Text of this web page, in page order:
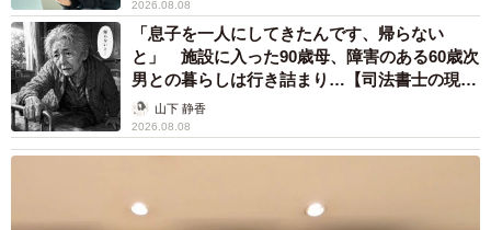
2026.08.08
「息子を一人にしてきたんです、帰らない
と」 施設に入った90歳母、障害のある60歳次
男との暮らしは行き詰まり…【司法書士の現場
から】山下 静香
2026.08.08